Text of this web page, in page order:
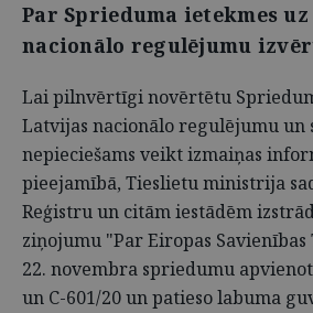
Par Sprieduma ietekmes
nacionālo regulējumu
Lai pilnvērtīgi novērtētu
Latvijas nacionālo regulējumu un
nepieciešams veikt izmaiņas
pieejamībā, Tieslietu ministrija
Reģistru un citām iestādēm
ziņojumu "Par Eiropas Savienības
22. novembra spriedumu
un C-601/20 un patieso labuma